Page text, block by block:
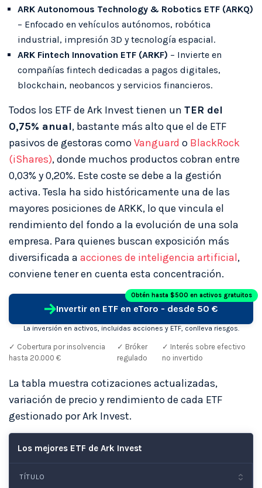
ARK Autonomous Technology & Robotics ETF (ARKQ)
– Enfocado en vehículos autónomos, robótica
industrial, impresión 3D y tecnología espacial.
ARK Fintech Innovation ETF (ARKF) – Invierte en
compañías fintech dedicadas a pagos digitales,
blockchain, neobancos y servicios financieros.
Todos los ETF de Ark Invest tienen un TER del
0,75% anual, bastante más alto que el de ETF
pasivos de gestoras comoVanguard o BlackRock
(iShares), donde muchos productos cobran entre
0,03% y 0,20%. Este coste se debe a la gestión
activa. Tesla ha sido históricamente una de las
mayores posiciones de ARKK, lo que vincula el
rendimiento del fondo a la evolución de una sola
empresa. Para quienes buscan exposición más
diversificada a acciones de inteligencia artificial,
conviene tener en cuenta esta concentración.
Invertir en ETF en eToro - desde 50 €
Obtén hasta $500 en activos gratuitos
La inversión en activos, incluidas acciones y ETF, conlleva riesgos.
✓ Cobertura por insolvencia
hasta 20.000 €
✓ Bróker
regulado
✓ Interés sobre efectivo
no invertido
La tabla muestra cotizaciones actualizadas,
variación de precio y rendimiento de cada ETF
gestionado por Ark Invest.
Los mejores ETF de Ark Invest
TÍTULO